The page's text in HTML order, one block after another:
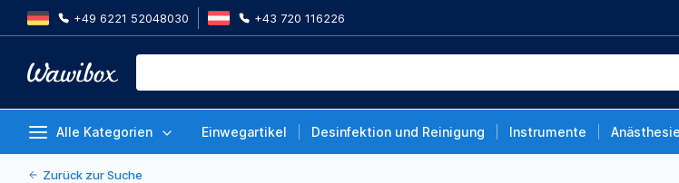
+49 6221 52048030 +43 720 116226
Alle Kategorien Einwegartikel Desinfektion und Reinigung Instrumente Anästhesie
DE-Latexhandschuhe, Aloe Vera, puderfrei, Gr.S,
Zurück zur Suche